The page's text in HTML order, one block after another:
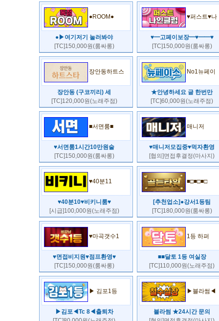
●ROOM●
●▶여기저기 눌러봐야
[TC]150,000원(룸싸롱)
♥퍼스트♥나
♥━고페이보장━♥━━♥
[TC]150,000원(룸싸롱)
장안동하트스
장안동 (구코끼리) 세
[TC]120,000원(노래주점)
No1뉴페이
★안녕하세요 글 한번만
[TC]60,000원(노래주점)
■서면룸■
♥서면룸1시간10만원술
[TC]150,000원(룸싸롱)
매니저
♥매니저모집중♥먹자환영
[협의]면접후결정(마사지)
♥40분11
♥40분10♥비키니룸♥
[시급]100,000원(노래주점)
■□■□■□
[추천업소]●강서1등팀
[TC]180,000원(룸싸롱)
♥마곡갯수1
♥면접비지원♥점프환영♥
[TC]150,000원(룸싸롱)
1등 하퍼
■■달토 1등 여실장
[TC]110,000원(노래주점)
▶ 김포1등
▶김포◀Tc 8◀출퇴차
▶블라썸◀
블라썸 ★24시간 문의